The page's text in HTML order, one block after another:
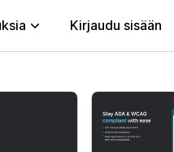
Kirjaudu sisään